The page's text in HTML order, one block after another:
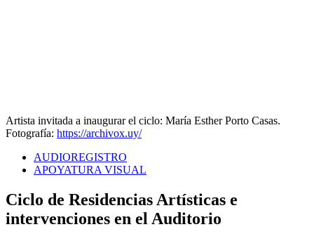
Artista invitada a inaugurar el ciclo: María Esther Porto Casas.
Fotografía: https://archivox.uy/
AUDIOREGISTRO
APOYATURA VISUAL
Ciclo de Residencias Artísticas e
intervenciones en el Auditorio